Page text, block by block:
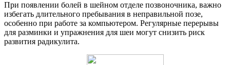
При появлении болей в шейном отделе позвоночника, важно
избегать длительного пребывания в неправильной позе,
особенно при работе за компьютером. Регулярные перерывы
для разминки и упражнения для шеи могут снизить риск
развития радикулита.